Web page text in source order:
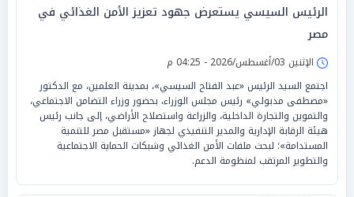
الرئيس السيسي يستعرض جهود تعزيز الأمن الغذائي في
مصر
الإثنين 03/أغسطس/2026 - 04:25 م
اجتمع السيد الرئيس «عبد الفتاح السيسي»، بمدينة العلمين، مع الدكتور
«مصطفى مدبولي» رئيس مجلس الوزراء، بحضور وزراء التضامن الاجتماعي،
والتموين والتجارة الداخلية، والزراعة واستصلاح الأراضي، إلى جانب رئيس
هيئة الرقابة الإدارية والمدير التنفيذي لجهاز «مستقبل مصر للتنمية
المستدامة»؛ لبحث ملفات الأمن الغذائي وشبكات الحماية الاجتماعية
والتطوير المرتقب لمنظومة الدعم.